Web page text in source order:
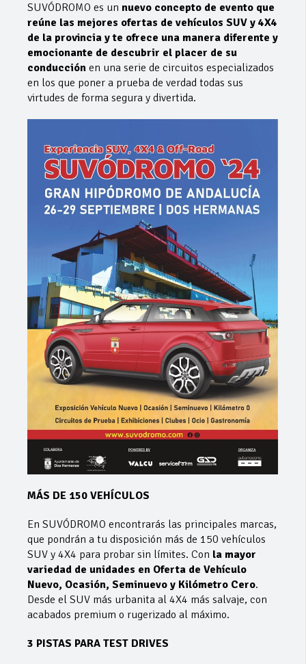
SUVÓDROMO es un nuevo concepto de evento que
reúne las mejores ofertas de vehículos SUV y 4X4
de la provincia y te ofrece una manera diferente y
emocionante de descubrir el placer de su
conducción en una serie de circuitos especializados
en los que poner a prueba de verdad todas sus
virtudes de forma segura y divertida.
MÁS DE 150 VEHÍCULOS
En SUVÓDROMO encontrarás las principales marcas,
que pondrán a tu disposición más de 150 vehículos
SUV y 4X4 para probar sin límites. Con la mayor
variedad de unidades en Oferta de Vehículo
Nuevo, Ocasión, Seminuevo y Kilómetro Cero.
Desde el SUV más urbanita al 4X4 más salvaje, con
acabados premium o rugerizado al máximo.
3 PISTAS PARA TEST DRIVES